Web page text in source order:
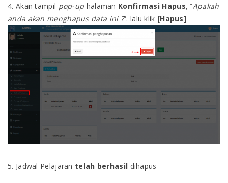
4. Akan tampil pop-up halaman Konfirmasi Hapus, “Apakah
anda akan menghapus data ini ?”. lalu klik [Hapus]
5. Jadwal Pelajaran telah berhasil dihapus